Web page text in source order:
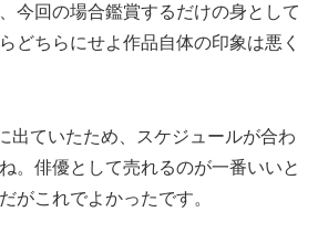
今回の場合鑑賞するだけの身として
どちらにせよ作品自体の印象は悪く
出ていたため、スケジュールが合わ
。俳優として売れるのが一番いいと
がこれでよかったです。